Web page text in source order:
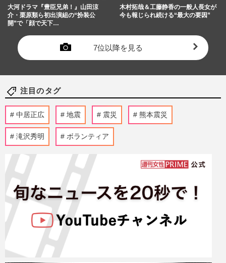
大河ドラマ『豊臣兄弟！』山田涼
介・栗原類ら初出演組の“扮装公
開”で「顔で天下…
木村拓哉＆工藤静香の一般人長女が
今も報じられ続ける“最大の要因”
7位以降を見る
注目のタグ
中居正広 地震 震災 熊本震災
滝沢秀明 ボランティア